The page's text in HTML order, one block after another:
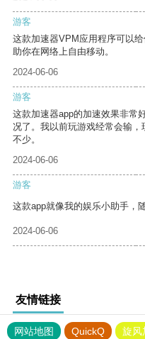
游客
这款加速器VPM应用程序可以
助你在网络上自由移动。
2024-06-06
游客
这款加速器app的加速效果非常
况了。我以前玩游戏经常会输
不少。
2024-06-06
游客
这款app就像我的娱乐小助手，
2024-06-06
友情链接
网站地图 QuickQ 旋风